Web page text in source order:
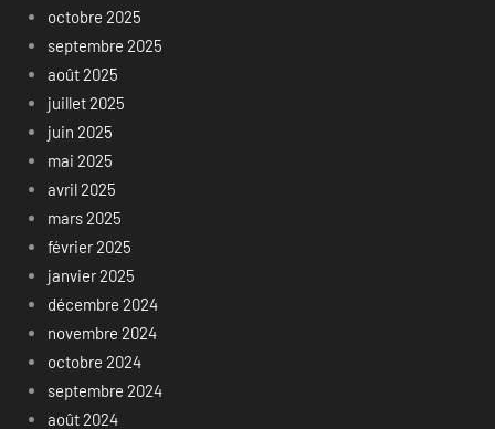
octobre 2025
septembre 2025
août 2025
juillet 2025
juin 2025
mai 2025
avril 2025
mars 2025
février 2025
janvier 2025
décembre 2024
novembre 2024
octobre 2024
septembre 2024
août 2024